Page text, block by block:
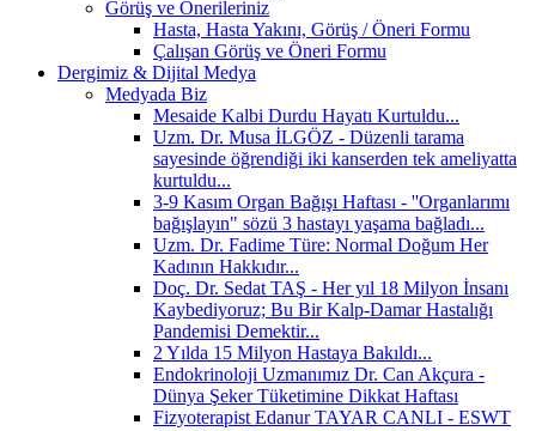
Görüş ve Önerileriniz
Hasta, Hasta Yakını, Görüş / Öneri Formu
Çalışan Görüş ve Öneri Formu
Dergimiz & Dijital Medya
Medyada Biz
Mesaide Kalbi Durdu Hayatı Kurtuldu...
Uzm. Dr. Musa İLGÖZ - Düzenli tarama
sayesinde öğrendiği iki kanserden tek ameliyatta
kurtuldu...
3-9 Kasım Organ Bağışı Haftası - ''Organlarımı
bağışlayın" sözü 3 hastayı yaşama bağladı...
Uzm. Dr. Fadime Türe: Normal Doğum Her
Kadının Hakkıdır...
Doç. Dr. Sedat TAŞ - Her yıl 18 Milyon İnsanı
Kaybediyoruz; Bu Bir Kalp-Damar Hastalığı
Pandemisi Demektir...
2 Yılda 15 Milyon Hastaya Bakıldı...
Endokrinoloji Uzmanımız Dr. Can Akçura -
Dünya Şeker Tüketimine Dikkat Haftası
Fizyoterapist Edanur TAYAR CANLI - ESWT